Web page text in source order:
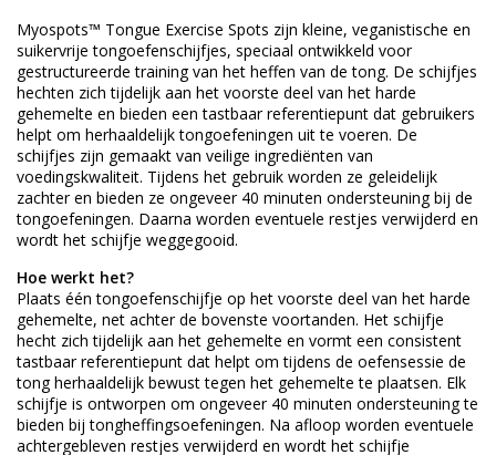
Myospots™ Tongue Exercise Spots zijn kleine, veganistische en
suikervrije tongoefenschijfjes, speciaal ontwikkeld voor
gestructureerde training van het heffen van de tong. De schijfjes
hechten zich tijdelijk aan het voorste deel van het harde
gehemelte en bieden een tastbaar referentiepunt dat gebruikers
helpt om herhaaldelijk tongoefeningen uit te voeren. De
schijfjes zijn gemaakt van veilige ingrediënten van
voedingskwaliteit. Tijdens het gebruik worden ze geleidelijk
zachter en bieden ze ongeveer 40 minuten ondersteuning bij de
tongoefeningen. Daarna worden eventuele restjes verwijderd en
wordt het schijfje weggegooid.
Hoe werkt het?
Plaats één tongoefenschijfje op het voorste deel van het harde
gehemelte, net achter de bovenste voortanden. Het schijfje
hecht zich tijdelijk aan het gehemelte en vormt een consistent
tastbaar referentiepunt dat helpt om tijdens de oefensessie de
tong herhaaldelijk bewust tegen het gehemelte te plaatsen. Elk
schijfje is ontworpen om ongeveer 40 minuten ondersteuning te
bieden bij tongheffingsoefeningen. Na afloop worden eventuele
achtergebleven restjes verwijderd en wordt het schijfje